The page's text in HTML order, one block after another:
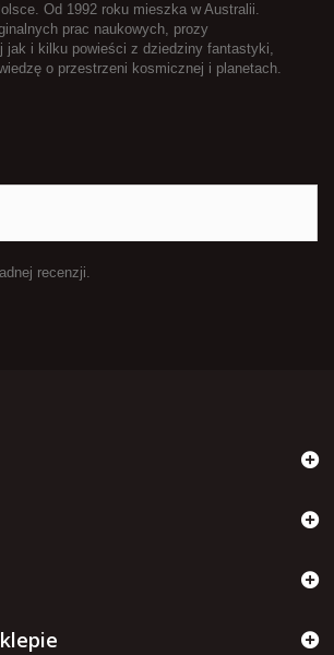
Od 1992 roku mieszka w Australii.
prac naukowych, prozy
jak i kilku powieści z dziedziny fantastyki,
o przestrzeni kosmicznej i planetach.
recenzji.